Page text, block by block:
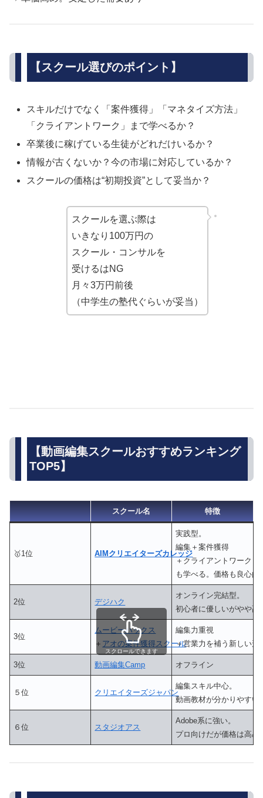
【スクール選びのポイント】
スキルだけでなく「案件獲得」「マネタイズ方法」
「クライアントワーク」まで学べるか？
卒業後に稼げている生徒がどれだけいるか？
情報が古くないか？今の市場に対応しているか？
スクールの価格は“初期投資”として妥当か？
スクールを選ぶ際は
いきなり100万円の
スクール・コンサルを
受けるはNG
月々3万円前後
（中学生の塾代ぐらいが妥当）
【動画編集スクールおすすめランキング
TOP5】
スクール名 特徴
🥇1位 AIMクリエイターズカレッジ
実践型。
編集＋案件獲得
＋クライアントワーク
も学べる。価格も良心的
2位 デジハク
オンライン完結型。
初心者に優しいがやや高
3位
ムービーハックス
＋ アオの案件獲得スクール
編集力重視
＋営業力を補う新しい形
3位 動画編集Camp オフライン
５位 クリエイターズジャパン
編集スキル中心。
動画教材が分かりやすい
６位 スタジオアス
Adobe系に強い。
プロ向けだが価格は高め
スクロールできます